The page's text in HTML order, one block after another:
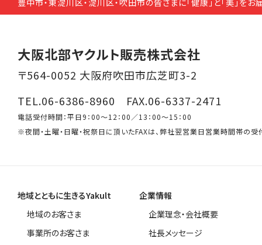
豊中市・東淀川区・淀川区・吹田市の皆さまに「健康」と「美」をお
大阪北部ヤクルト販売株式会社
〒564-0052 大阪府吹田市広芝町3-2
TEL.06-6386-8960 FAX.06-6337-2471
電話受付時間：平日9：00～12：00／13：00～15：00
※夜間・土曜・日曜・祝祭日に頂いたFAXは、弊社翌営業日営業時間帯の受
地域とともに生きるYakult
地域のお客さま
事業所のお客さま
企業情報
企業理念・会社概要
社長メッセージ